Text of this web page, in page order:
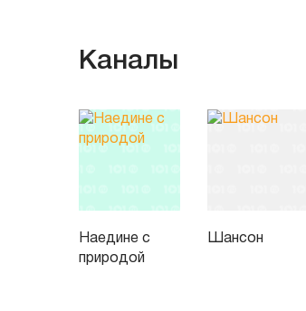
Каналы
Наедине с
природой
Шансон